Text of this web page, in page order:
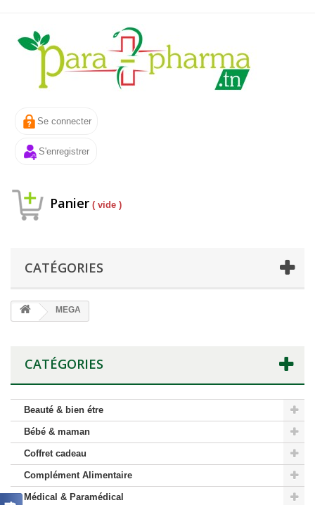
Se connecter
S'enregistrer
Panier ( vide )
CATÉGORIES
MEGA
CATÉGORIES
Beauté & bien étre
Bébé & maman
Coffret cadeau
Complément Alimentaire
Médical & Paramédical